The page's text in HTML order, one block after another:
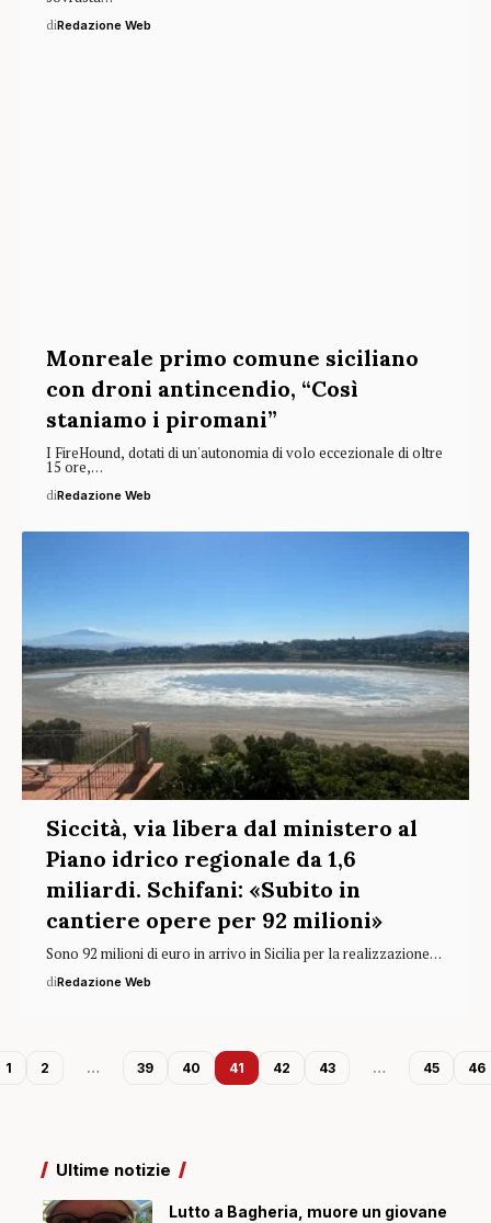
diRedazione Web
Monreale primo comune siciliano
con droni antincendio, “Così
staniamo i piromani”
I FireHound, dotati di un'autonomia di volo eccezionale di oltre
15 ore,…
diRedazione Web
Siccità, via libera dal ministero al
Piano idrico regionale da 1,6
miliardi. Schifani: «Subito in
cantiere opere per 92 milioni»
Sono 92 milioni di euro in arrivo in Sicilia per la realizzazione…
diRedazione Web
1 2 … 39 40 41 42 43 … 45 46
Ultime notizie
Lutto a Bagheria, muore un giovane